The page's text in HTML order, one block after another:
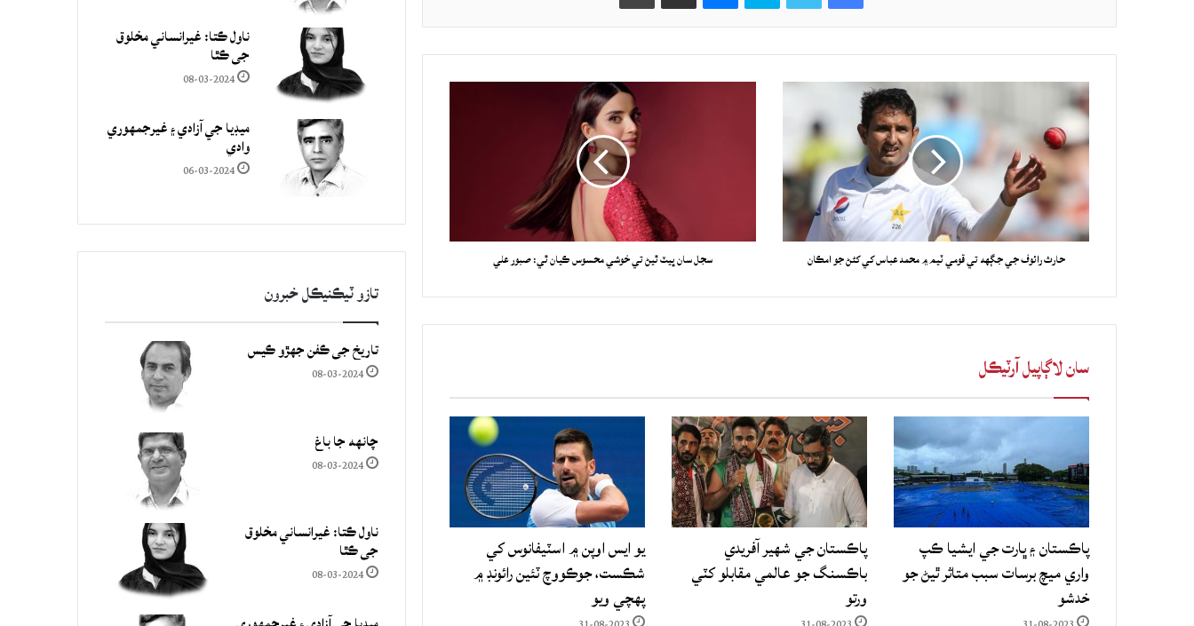
حارث رائوف جي جڳهه تي قومي ٽيم ۾ محمد عباس کي کڻڻ جو امڪان سجل سان ڀيٽ ٿيڻ تي خوشي محسوس ڪيان ٿي: صبور علي
سان لاڳاپيل آرٽيڪل
پاڪستان ۽ ڀارت جي ايشيا ڪپ
واري ميچ برسات سبب متاثر ٿيڻ جو
خدشو
پاڪستان جي شهير آفريدي
باڪسنگ جو عالمي مقابلو کٽي
ورتو
يو ايس اوپن ۾ اسٽيفانوس کي
شڪست، جوڪووچ ٽئين رائونڊ ۾
پهچي ويو
ناول ڪتا: غيرانساني مخلوق
جي ڪٿا
08-03-2024
ميڊيا جي آزادي ۽ غيرجمھوري
وادي
06-03-2024
تازو ٽيڪنيڪل خبرون
تاريخ جي ڪفن جھڙو ڪيس
08-03-2024
چانهه جا باغ
08-03-2024
ناول ڪتا: غيرانساني مخلوق
جي ڪٿا
08-03-2024